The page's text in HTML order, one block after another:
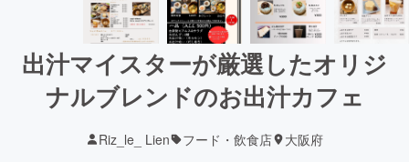
出汁マイスターが厳選したオリジ
ナルブレンドのお出汁カフェ
Riz_le_ Lien フード・飲食店 大阪府